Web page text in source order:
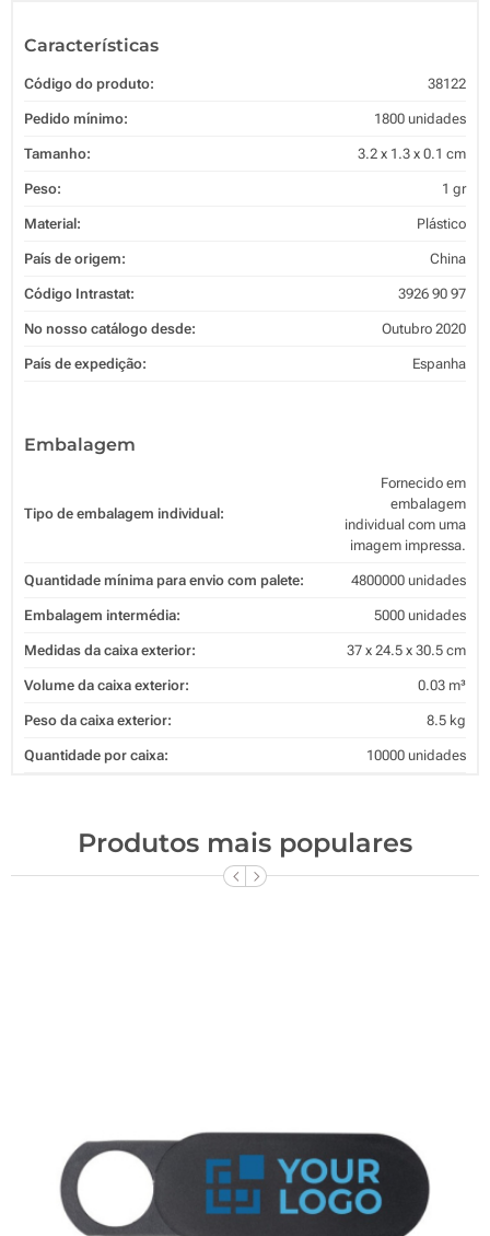
Características
Código do produto: 38122
Pedido mínimo: 1800 unidades
Tamanho: 3.2 x 1.3 x 0.1 cm
Peso: 1 gr
Material: Plástico
País de origem: China
Código Intrastat: 3926 90 97
No nosso catálogo desde: Outubro 2020
País de expedição: Espanha
Embalagem
Tipo de embalagem individual:
Fornecido em
embalagem
individual com uma
imagem impressa.
Quantidade mínima para envio com palete: 4800000 unidades
Embalagem intermédia: 5000 unidades
Medidas da caixa exterior: 37 x 24.5 x 30.5 cm
Volume da caixa exterior: 0.03 m³
Peso da caixa exterior: 8.5 kg
Quantidade por caixa: 10000 unidades
Produtos mais populares